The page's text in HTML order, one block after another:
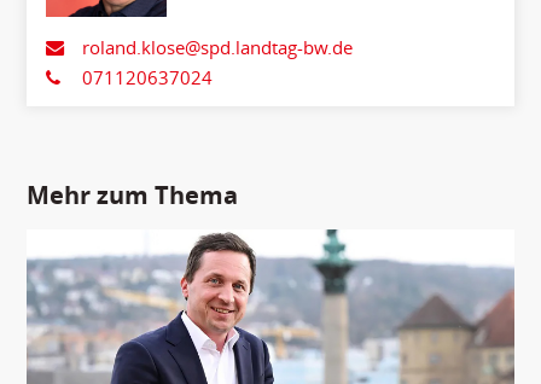
roland.klose@spd.landtag-bw.de
071120637024
Mehr zum Thema